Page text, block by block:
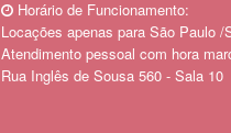
Horário de Funcionamento:
Locações apenas para São Paulo /
Atendimento pessoal com hora
Rua Inglês de Sousa 560 - Sala 10